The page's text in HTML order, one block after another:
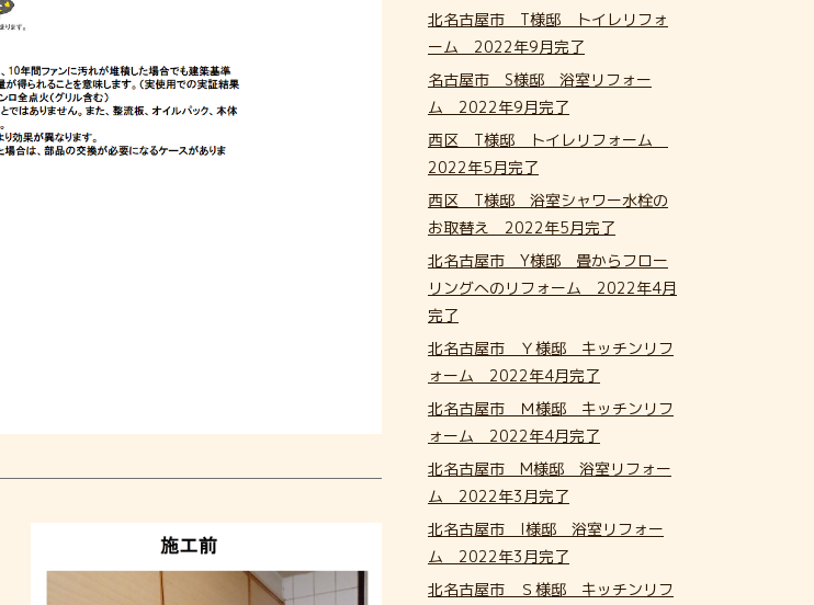
北名古屋市 T様邸 トイレリフォ
ーム 2022年9月完了
名古屋市 S様邸 浴室リフォー
ム 2022年9月完了
西区 T様邸 トイレリフォーム
2022年5月完了
西区 T様邸 浴室シャワー水栓の
お取替え 2022年5月完了
北名古屋市 Y様邸 畳からフロー
リングへのリフォーム 2022年4月
完了
北名古屋市 Ｙ様邸 キッチンリフ
ォーム 2022年4月完了
北名古屋市 Ｍ様邸 キッチンリフ
ォーム 2022年4月完了
北名古屋市 M様邸 浴室リフォー
ム 2022年3月完了
北名古屋市 I様邸 浴室リフォー
ム 2022年3月完了
北名古屋市 Ｓ様邸 キッチンリフ